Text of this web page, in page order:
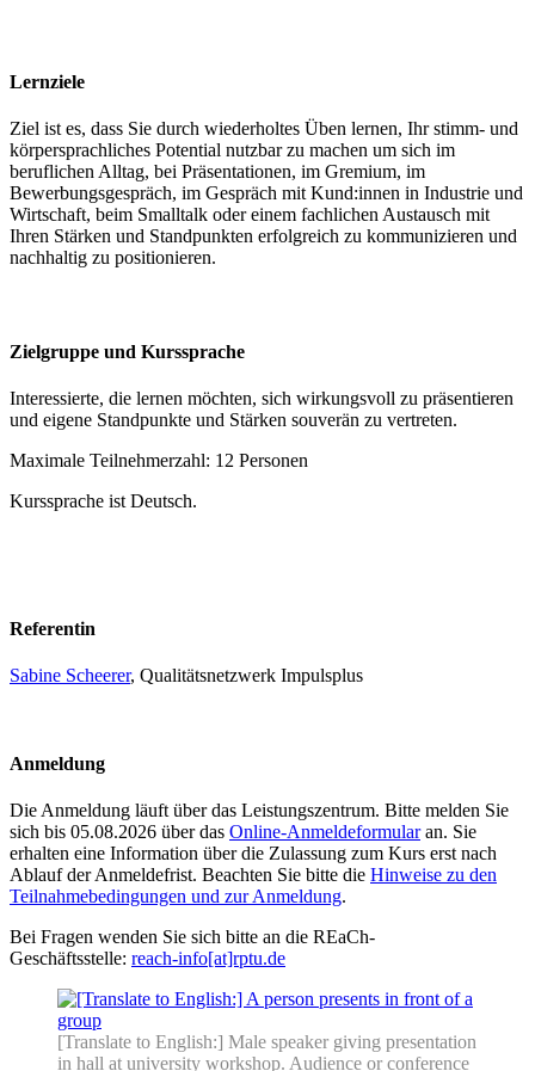
Lernziele
Ziel ist es, dass Sie durch wiederholtes Üben lernen, Ihr stimm- und
körpersprachliches Potential nutzbar zu machen um sich im
beruflichen Alltag, bei Präsentationen, im Gremium, im
Bewerbungsgespräch, im Gespräch mit Kund:innen in Industrie und
Wirtschaft, beim Smalltalk oder einem fachlichen Austausch mit
Ihren Stärken und Standpunkten erfolgreich zu kommunizieren und
nachhaltig zu positionieren.
Zielgruppe und Kurssprache
Interessierte, die lernen möchten, sich wirkungsvoll zu präsentieren
und eigene Standpunkte und Stärken souverän zu vertreten.
Maximale Teilnehmerzahl: 12 Personen
Kurssprache ist Deutsch.
Referentin
Sabine Scheerer, Qualitätsnetzwerk Impulsplus
Anmeldung
Die Anmeldung läuft über das Leistungszentrum. Bitte melden Sie
sich bis 05.08.2026 über das Online-Anmeldeformularan. Sie
erhalten eine Information über die Zulassung zum Kurs erst nach
Ablauf der Anmeldefrist. Beachten Sie bitte die Hinweise zu den
Teilnahmebedingungen und zur Anmeldung.
Bei Fragen wenden Sie sich bitte an die REaCh-
Geschäftsstelle: reach-info[at]rptu.de
[Translate to English:] Male speaker giving presentation
in hall at university workshop. Audience or conference